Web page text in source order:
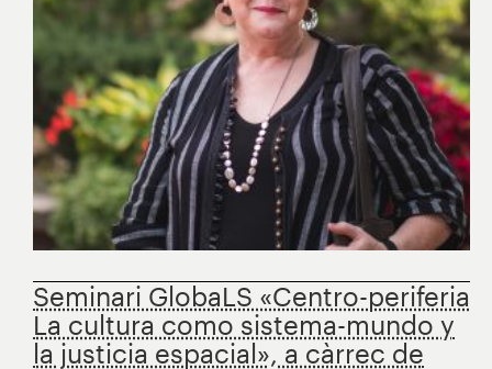
Seminari GlobaLS «Centro-periferia.
La cultura como sistema-mundo y
la justicia espacial», a càrrec de